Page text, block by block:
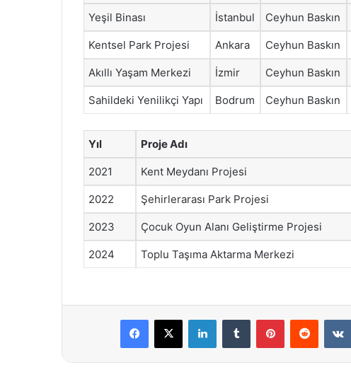
Yeşil Binası İstanbul Ceyhun Baskın
Kentsel Park Projesi Ankara Ceyhun Baskın
Akıllı Yaşam Merkezi İzmir Ceyhun Baskın
Sahildeki Yenilikçi Yapı Bodrum Ceyhun Baskın
Yıl Proje Adı
2021 Kent Meydanı Projesi
2022 Şehirlerarası Park Projesi
2023 Çocuk Oyun Alanı Geliştirme Projesi
2024 Toplu Taşıma Aktarma Merkezi
Facebook
X LinkedInTumblr PinterestReddit